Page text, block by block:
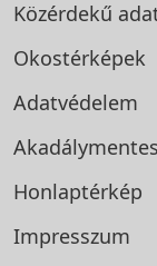
Közérdekű
Okostérképek
Adatvédelem
Honlaptérkép
Impresszum